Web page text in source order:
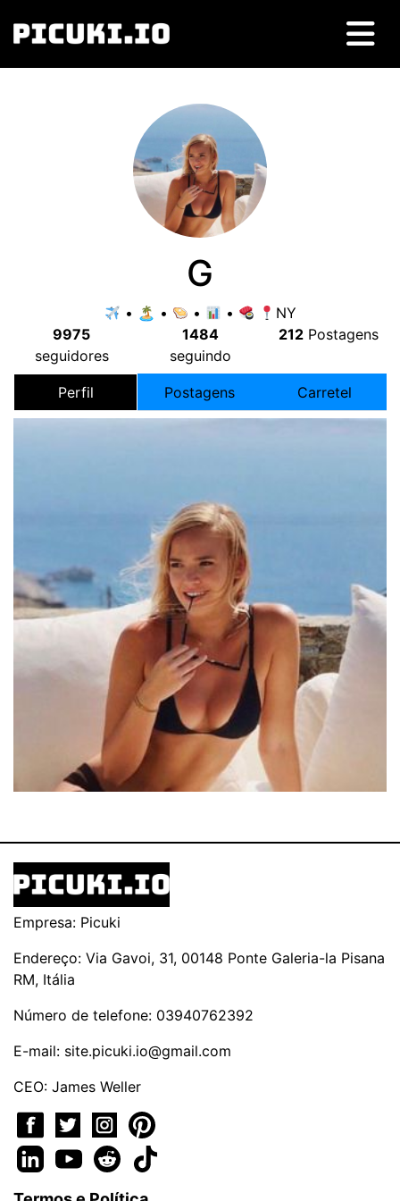
G
• 🏝 • • •
NY
9975
seguidores
1484
seguindo
212 Postagens
Perfil Postagens Carretel
Empresa: Picuki
Endereço: Via Gavoi, 31, 00148 Ponte Galeria-la Pisana
RM, Itália
Número de telefone: 03940762392
E-mail: site.picuki.io@gmail.com
CEO: James Weller